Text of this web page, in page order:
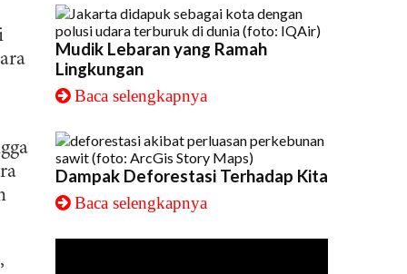
Mudik Lebaran yang Ramah
Lingkungan
Baca selengkapnya
Dampak Deforestasi Terhadap Kita
Baca selengkapnya